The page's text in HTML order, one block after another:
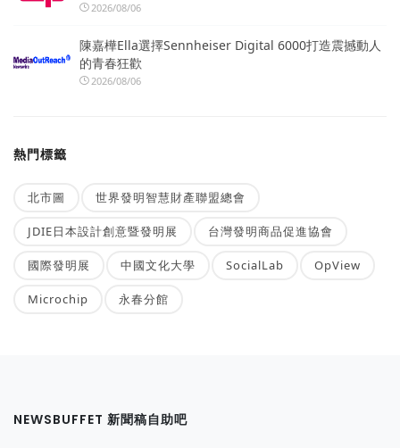
2026/08/06
陳嘉樺Ella選擇Sennheiser Digital 6000打造震撼動人
的青春狂歡
2026/08/06
熱門標籤
北市圖 世界發明智慧財產聯盟總會
JDIE日本設計創意暨發明展 台灣發明商品促進協會
國際發明展 中國文化大學 SocialLab OpView
Microchip 永春分館
NEWSBUFFET 新聞稿自助吧